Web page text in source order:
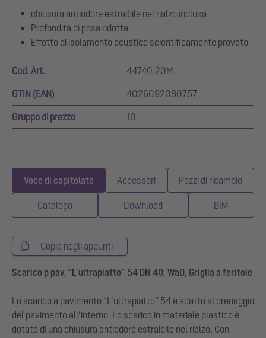
chiusura antiodore estraibile nel rialzo inclusa
Profondità di posa ridotta
Effetto di isolamento acustico scientificamente provato
Cod. Art. 44740.20M
GTIN (EAN) 4026092080757
Gruppo di prezzo 10
Voce di capitolato Accessori Pezzi di ricambio
Catalogo Download BIM
Copia negli appunti
Scarico p pav. “L’ultrapiatto” 54 DN 40, WaD, Griglia a feritoie
Lo scarico a pavimento “L’ultrapiatto” 54 è adatto al drenaggio
del pavimento all’interno. Lo scarico in materiale plastico è
dotato di una chiusura antiodore estraibile nel rialzo. Con